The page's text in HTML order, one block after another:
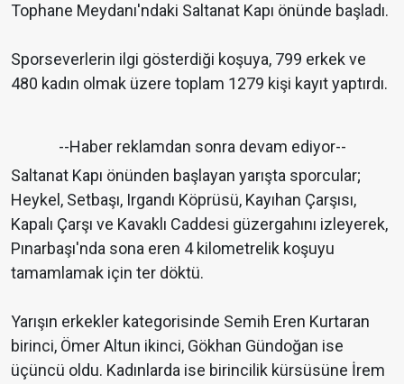
Tophane Meydanı'ndaki Saltanat Kapı önünde başladı.
Sporseverlerin ilgi gösterdiği koşuya, 799 erkek ve
480 kadın olmak üzere toplam 1279 kişi kayıt yaptırdı.
--Haber reklamdan sonra devam ediyor--
Saltanat Kapı önünden başlayan yarışta sporcular;
Heykel, Setbaşı, Irgandı Köprüsü, Kayıhan Çarşısı,
Kapalı Çarşı ve Kavaklı Caddesi güzergahını izleyerek,
Pınarbaşı'nda sona eren 4 kilometrelik koşuyu
tamamlamak için ter döktü.
Yarışın erkekler kategorisinde Semih Eren Kurtaran
birinci, Ömer Altun ikinci, Gökhan Gündoğan ise
üçüncü oldu. Kadınlarda ise birincilik kürsüsüne İrem